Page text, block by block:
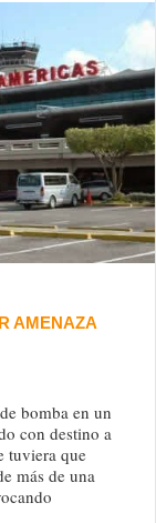
AMENAZA
bomba en un
con destino a
tuviera que
más de una